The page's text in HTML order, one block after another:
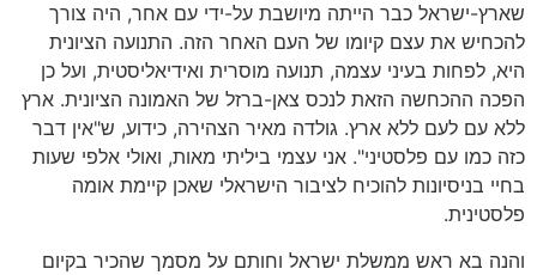
שארץ-ישראל כבר הייתה מיושבת על-ידי עם אחר, היה צורך
להכחיש את עצם קיומו של העם האחר הזה. התנועה הציונית
היא, לפחות בעיני עצמה, תנועה מוסרית ואידיאליסטית, ועל כן
הפכה ההכחשה הזאת לנכס צאן-ברזל של האמונה הציונית. ארץ
ללא עם לעם ללא ארץ. גולדה מאיר הצהירה, כידוע, ש"אין דבר
כזה כמו עם פלסטיני". אני עצמי ביליתי מאות, ואולי אלפי שעות
בחיי בניסיונות להוכיח לציבור הישראלי שאכן קיימת אומה
פלסטינית.
והנה בא ראש ממשלת ישראל וחותם על מסמך שהכיר בקיום